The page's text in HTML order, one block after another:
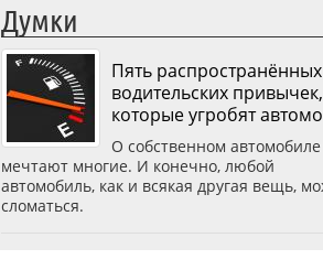
Думки
Пять распространённых
водительских привычек,
которые угробят
О собственном автомобиле
мечтают многие. И конечно, любой
автомобиль, как и всякая другая вещь,
сломаться.